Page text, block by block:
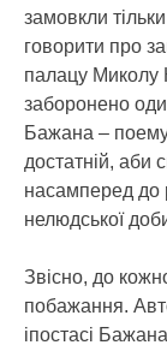
замовкли
говорити про
палацу Миколу
заборонено
Бажана –
достатній, аби
насамперед до
нелюдської
Звісно, до
побажання.
іпостасі